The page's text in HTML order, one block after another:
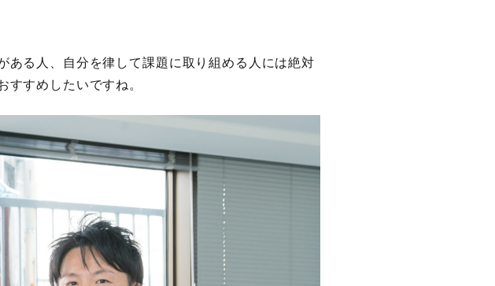
ある人、自分を律して課題に取り組める人には絶対
すめしたいですね。